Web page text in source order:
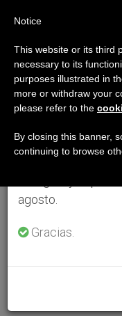
Aviso
Del 27 de julio
anual,
se generan menos
agosto.
Gracias.
Notice
This website or its third
necessary to its
purposes illustrated in
more or withdraw your
please refer to the
By closing this banner,
continuing to browse